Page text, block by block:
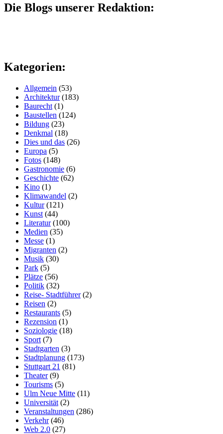
Die Blogs unserer Redaktion:
Kategorien:
Allgemein (53)
Architektur(183)
Baurecht (1)
Baustellen (124)
Bildung (23)
Denkmal (18)
Dies und das (26)
Europa (5)
Fotos (148)
Gastronomie (6)
Geschichte (62)
Kino (1)
Klimawandel (2)
Kultur(121)
Kunst (44)
Literatur(100)
Medien (35)
Messe (1)
Migranten (2)
Musik (30)
Park (5)
Plätze (56)
Politik (32)
Reise- Stadtführer(2)
Reisen (2)
Restaurants (5)
Rezension (1)
Soziologie (18)
Sport (7)
Stadtgarten (3)
Stadtplanung (173)
Stuttgart 21 (81)
Theater(9)
Tourisms (5)
Ulm Neue Mitte (11)
Universität (2)
Veranstaltungen (286)
Verkehr(46)
Web 2.0 (27)